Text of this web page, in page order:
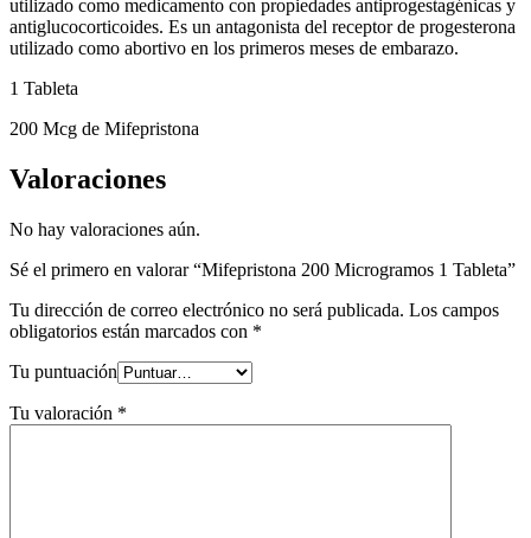
utilizado como medicamento con propiedades antiprogestagénicas y
antiglucocorticoides. Es un antagonista del receptor de progesterona
utilizado como abortivo en los primeros meses de embarazo.
1 Tableta
200 Mcg de Mifepristona
Valoraciones
No hay valoraciones aún.
Sé el primero en valorar “Mifepristona 200 Microgramos 1 Tableta”
Tu dirección de correo electrónico no será publicada. Los campos
obligatorios están marcados con *
Tu puntuación
Tu valoración *